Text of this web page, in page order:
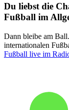
Du liebst die
Fußball im
Dann bleibe am
internationalen
Fußball live im